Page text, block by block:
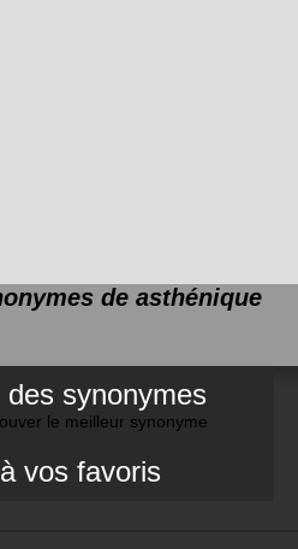
de asthénique
des synonymes
le meilleur synonyme
vos favoris